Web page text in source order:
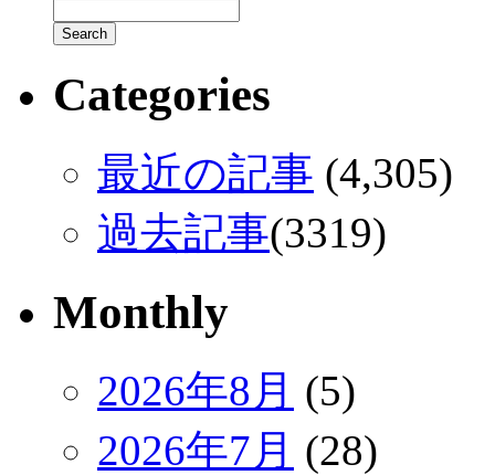
Categories
最近の記事 (4,305)
過去記事(3319)
Monthly
2026年8月 (5)
2026年7月 (28)